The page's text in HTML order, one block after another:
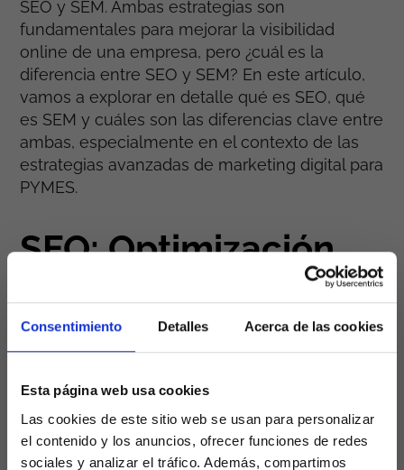
Consentimiento Detalles Acerca de las cookies
Esta página web usa cookies
Las cookies de este sitio web se usan para personalizar
el contenido y los anuncios, ofrecer funciones de redes
sociales y analizar el tráfico. Además, compartimos
SEO y SEM. Ambas estrategias son
fundamentales para mejorar la visibilidad
online de una empresa, pero ¿cuál es la
diferencia entre SEO y SEM? En este artículo,
vamos a explorar en detalle qué es SEO, qué
es SEM y cuáles son las diferencias clave entre
ambas, especialmente en el contexto de las
estrategias avanzadas de marketing digital para
PYMES.
SEO: Optimización
para Motores de
Búsqueda
SEO, o también conocido como
Engine Optimization en inglés, se refiere a un
conjunto de técnicas utilizadas para mejorar la